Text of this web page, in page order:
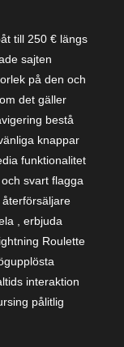
till 250 € längs
sajten
på den och
det gäller
bestå
knappar
funktionalitet
svart flagga
, erbjuda
Roulette
interaktion
pålitlig